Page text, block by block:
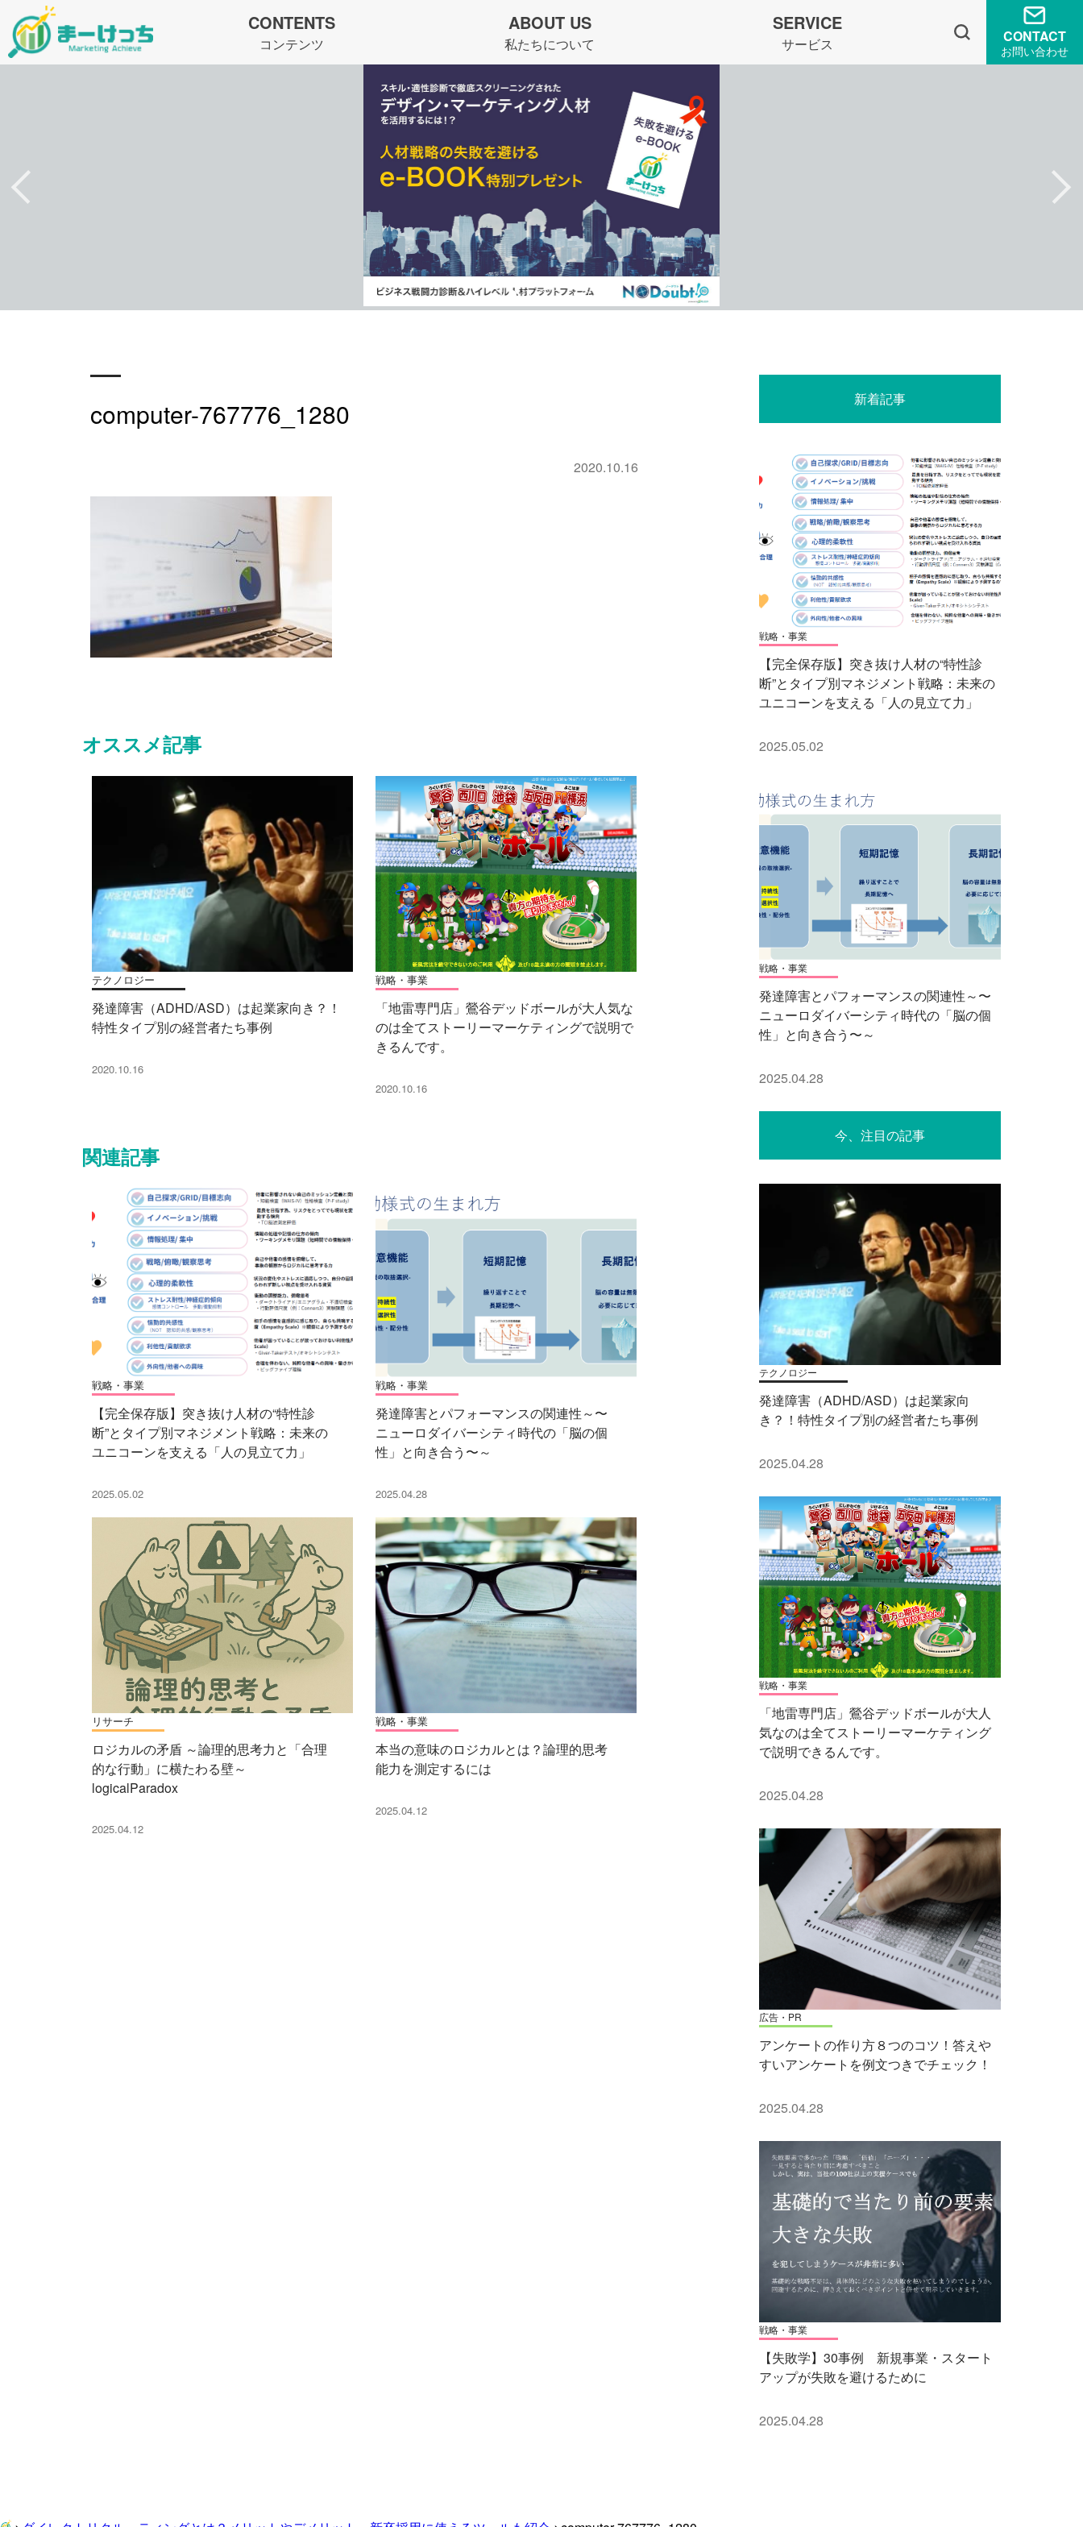
CONTENTS
コンテンツ
ABOUT US
私たちについて
SERVICE
サービス CONTACT
お問い合わせ
computer-767776_1280
2020.10.16
オススメ記事
テクノロジー
発達障害（ADHD/ASD）は起業家向き？！
特性タイプ別の経営者たち事例
2020.10.16
戦略・事業
「地雷専門店」鶯谷デッドボールが大人気な
のは全てストーリーマーケティングで説明で
きるんです。
2020.10.16
関連記事
戦略・事業
【完全保存版】突き抜け人材の“特性診
断”とタイプ別マネジメント戦略：未来の
ユニコーンを支える「人の見立て力」
2025.05.02
戦略・事業
発達障害とパフォーマンスの関連性～〜
ニューロダイバーシティ時代の「脳の個
性」と向き合う〜～
2025.04.28
リサーチ
ロジカルの矛盾 ～論理的思考力と「合理
的な行動」に横たわる壁～
logicalParadox
2025.04.12
戦略・事業
本当の意味のロジカルとは？論理的思考
能力を測定するには
2025.04.12
新着記事
戦略・事業
【完全保存版】突き抜け人材の“特性診
断”とタイプ別マネジメント戦略：未来の
ユニコーンを支える「人の見立て力」
2025.05.02
戦略・事業
発達障害とパフォーマンスの関連性～〜
ニューロダイバーシティ時代の「脳の個
性」と向き合う〜～
2025.04.28
今、注目の記事
テクノロジー
発達障害（ADHD/ASD）は起業家向
き？！特性タイプ別の経営者たち事例
2025.04.28
戦略・事業
「地雷専門店」鶯谷デッドボールが大人
気なのは全てストーリーマーケティング
で説明できるんです。
2025.04.28
広告・PR
アンケートの作り方８つのコツ！答えや
すいアンケートを例文つきでチェック！
2025.04.28
戦略・事業
【失敗学】30事例 新規事業・スタート
アップが失敗を避けるために
2025.04.28